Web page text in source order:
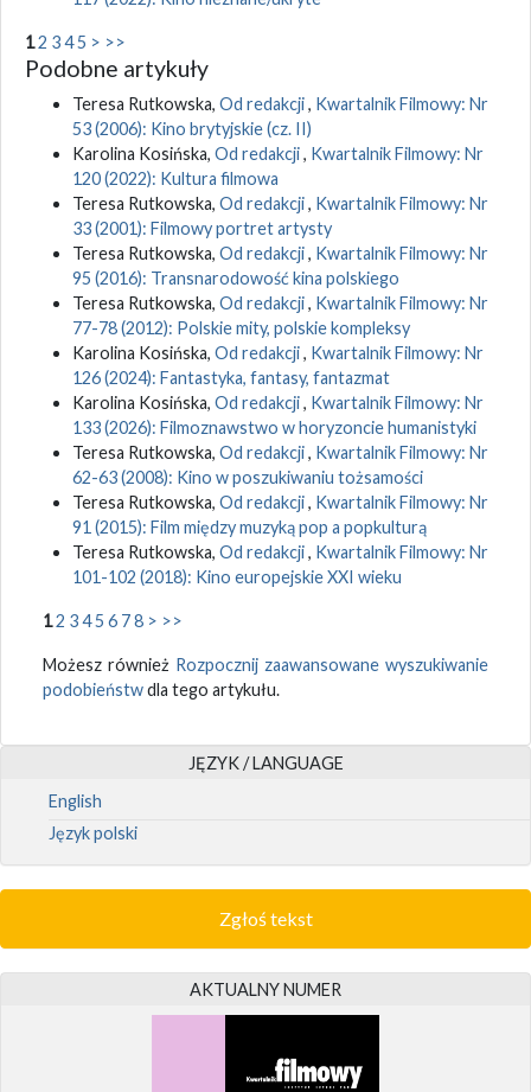
12 345 > >>
Podobne artykuły
Teresa Rutkowska, Od redakcji, Kwartalnik Filmowy: Nr
53 (2006): Kino brytyjskie (cz. II)
Karolina Kosińska, Od redakcji, Kwartalnik Filmowy: Nr
120 (2022): Kultura filmowa
Teresa Rutkowska, Od redakcji, Kwartalnik Filmowy: Nr
33 (2001): Filmowy portret artysty
Teresa Rutkowska, Od redakcji, Kwartalnik Filmowy: Nr
95 (2016): Transnarodowość kina polskiego
Teresa Rutkowska, Od redakcji, Kwartalnik Filmowy: Nr
77-78 (2012): Polskie mity, polskie kompleksy
Karolina Kosińska, Od redakcji, Kwartalnik Filmowy: Nr
126 (2024): Fantastyka, fantasy, fantazmat
Karolina Kosińska, Od redakcji, Kwartalnik Filmowy: Nr
133 (2026): Filmoznawstwo w horyzoncie humanistyki
Teresa Rutkowska, Od redakcji, Kwartalnik Filmowy: Nr
62-63 (2008): Kino w poszukiwaniu tożsamości
Teresa Rutkowska, Od redakcji, Kwartalnik Filmowy: Nr
91 (2015): Film między muzyką pop a popkulturą
Teresa Rutkowska, Od redakcji, Kwartalnik Filmowy: Nr
101-102 (2018): Kino europejskie XXI wieku
12 345 6 78 > >>
Możesz również Rozpocznij zaawansowane wyszukiwanie
podobieństwdla tego artykułu.
JĘZYK / LANGUAGE
English
Język polski
Zgłoś tekst
AKTUALNY NUMER